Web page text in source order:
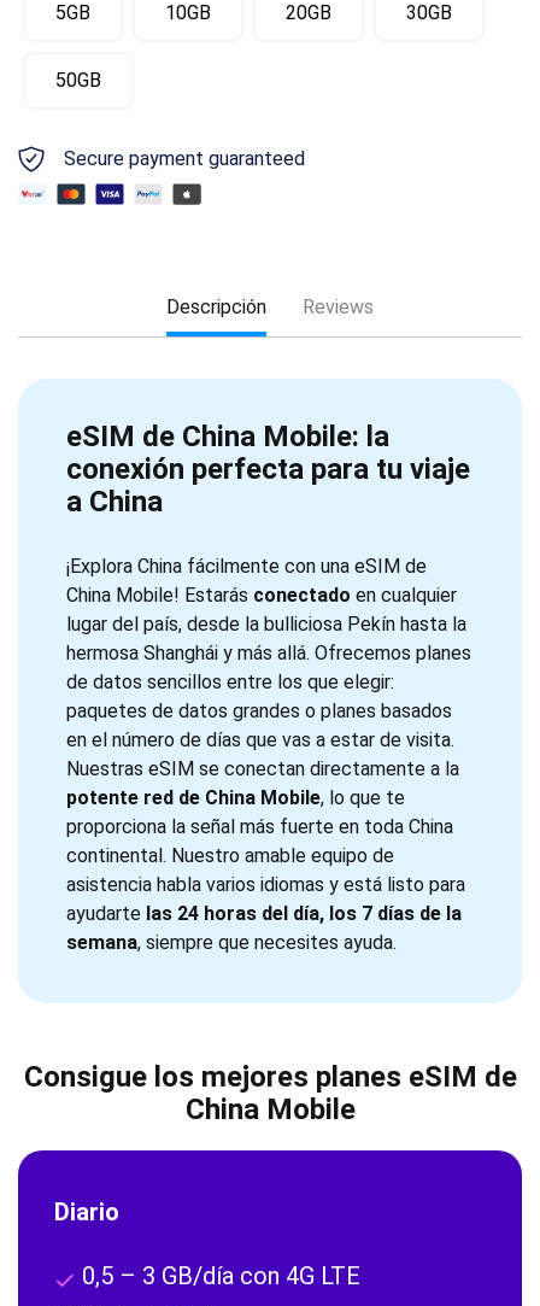
5GB 10GB 20GB 30GB
50GB
Secure payment guaranteed
Descripción Reviews
eSIM de China Mobile: la
conexión perfecta para tu viaje
a China
¡Explora China fácilmente con una eSIM de
China Mobile! Estarás conectado en cualquier
lugar del país, desde la bulliciosa Pekín hasta la
hermosa Shanghái y más allá. Ofrecemos planes
de datos sencillos entre los que elegir:
paquetes de datos grandes o planes basados
en el número de días que vas a estar de visita.
Nuestras eSIM se conectan directamente a la
potente red de China Mobile, lo que te
proporciona la señal más fuerte en toda China
continental. Nuestro amable equipo de
asistencia habla varios idiomas y está listo para
ayudarte las 24 horas del día, los 7 días de la
semana, siempre que necesites ayuda.
Consigue los mejores planes eSIM de
China Mobile
Diario
0,5 – 3 GB/día con 4G LTE